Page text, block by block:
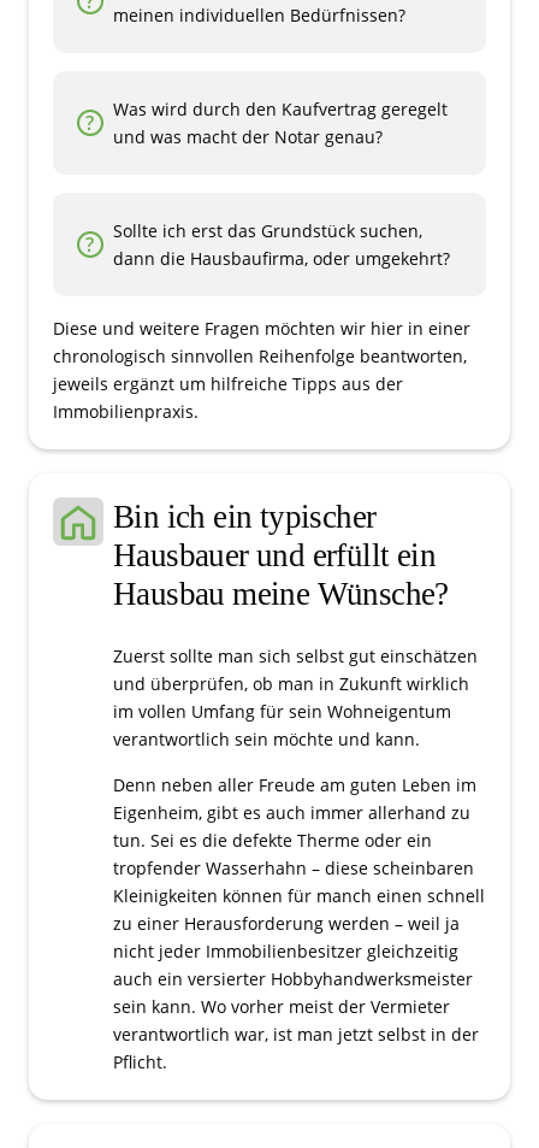
meinen individuellen Bedürfnissen?
Was wird durch den Kaufvertrag geregelt
und was macht der Notar genau?
Sollte ich erst das Grundstück suchen,
dann die Hausbaufirma, oder umgekehrt?
Diese und weitere Fragen möchten wir hier in einer
chronologisch sinnvollen Reihenfolge beantworten,
jeweils ergänzt um hilfreiche Tipps aus der
Immobilienpraxis.
Bin ich ein typischer
Hausbauer und erfüllt ein
Hausbau meine Wünsche?
Zuerst sollte man sich selbst gut einschätzen
und überprüfen, ob man in Zukunft wirklich
im vollen Umfang für sein Wohneigentum
verantwortlich sein möchte und kann.
Denn neben aller Freude am guten Leben im
Eigenheim, gibt es auch immer allerhand zu
tun. Sei es die defekte Therme oder ein
tropfender Wasserhahn – diese scheinbaren
Kleinigkeiten können für manch einen schnell
zu einer Herausforderung werden – weil ja
nicht jeder Immobilienbesitzer gleichzeitig
auch ein versierter Hobbyhandwerksmeister
sein kann. Wo vorher meist der Vermieter
verantwortlich war, ist man jetzt selbst in der
Pflicht.